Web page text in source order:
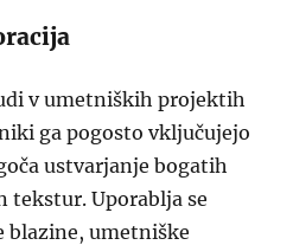
v umetniških projektih
ga pogosto vključujejo
ustvarjanje bogatih
Uporablja se
blazine, umetniške